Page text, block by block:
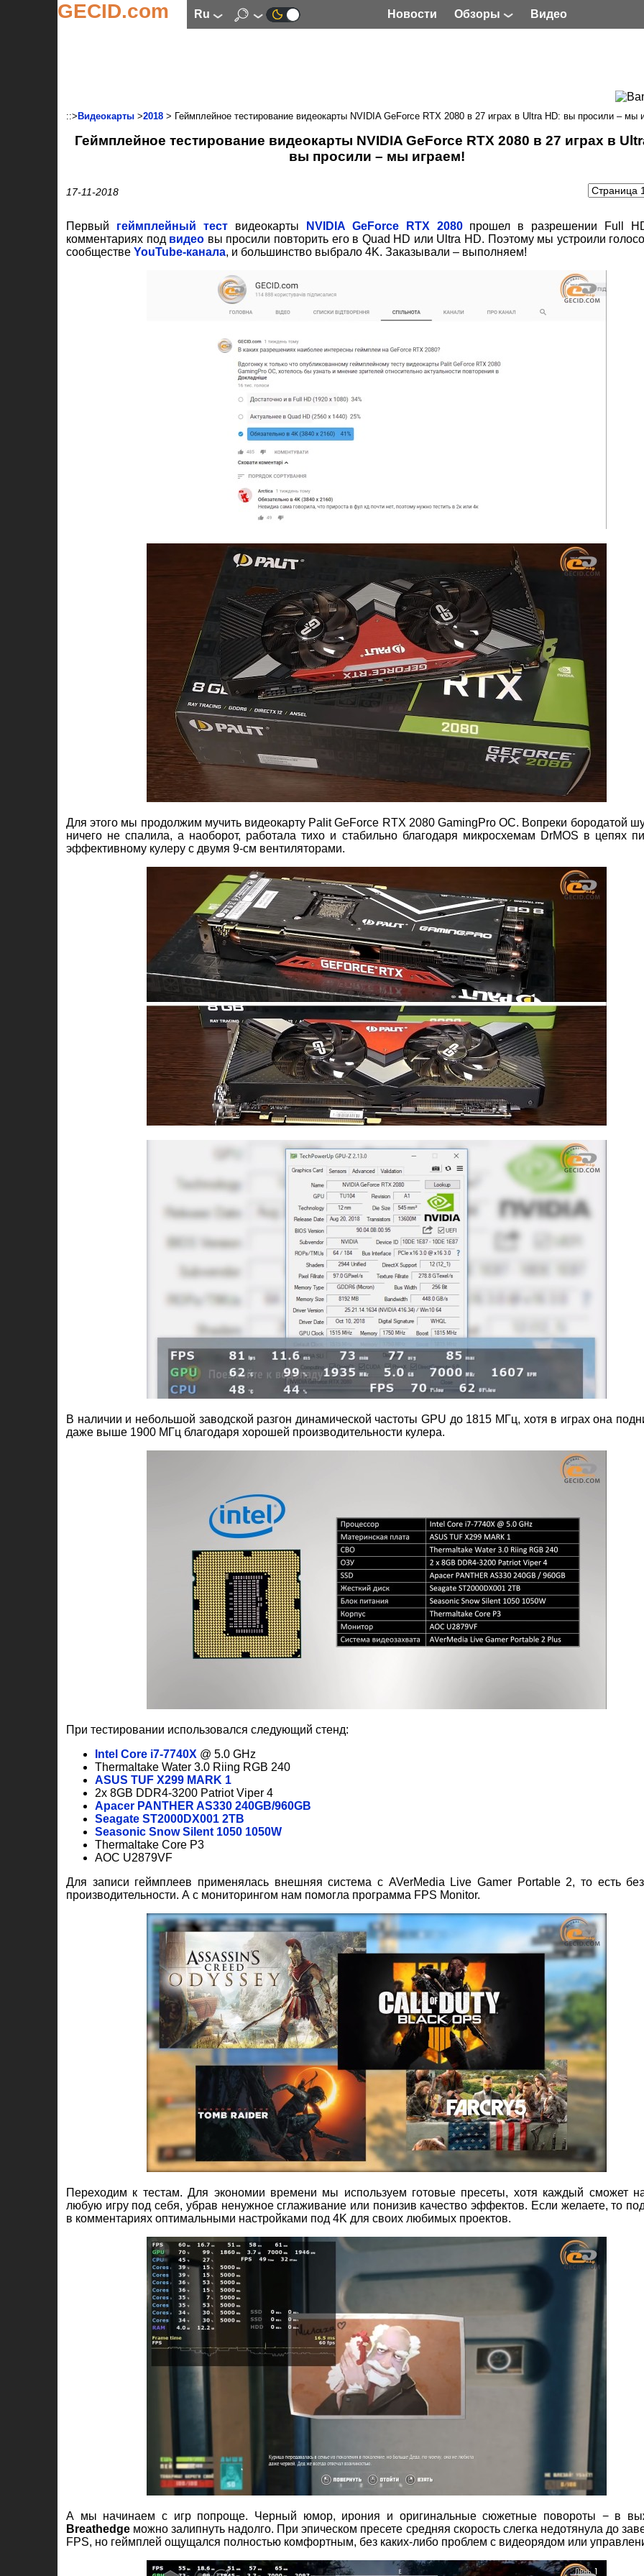
GECID.com ru Новости Обзоры Видео
::> Видеокарты >2018 > Геймплейное тестирование видеокарты NVIDIA GeForce RTX 2080 в 27 играх в Ultra HD: вы просили – мы
Геймплейное тестирование видеокарты NVIDIA GeForce RTX 2080 в 27 играх в
вы просили – мы играем!
17-11-2018
Первый геймплейный тествидеокарты NVIDIA GeForce RTX 2080прошел в разрешении Full
комментариях под видео вы просили повторить его в Quad HD или Ultra HD. Поэтому мы устроили
сообществе YouTube-канала, и большинство выбрало 4K. Заказывали – выполняем!
Для этого мы продолжим мучить видеокарту Palit GeForce RTX 2080 GamingPro OC. Вопреки бородатой
ничего не спалила, а наоборот, работала тихо и стабильно благодаря микросхемам DrMOS в цепях
эффективному кулеру с двумя 9-см вентиляторами.
В наличии и небольшой заводской разгон динамической частоты GPU до 1815 МГц, хотя в играх она
даже выше 1900 МГц благодаря хорошей производительности кулера.
При тестировании использовался следующий стенд:
Intel Core i7-7740X @ 5.0 GHz
Thermaltake Water 3.0 Riing RGB 240
ASUS TUF X299 MARK 1
2x 8GB DDR4-3200 Patriot Viper 4
Apacer PANTHER AS330 240GB/960GB
Seagate ST2000DX001 2TB
Seasonic Snow Silent 1050 1050W
Thermaltake Core P3
AOC U2879VF
Для записи геймплеев применялась внешняя система с AVerMedia Live Gamer Portable 2, то есть
производительности. А с мониторингом нам помогла программа FPS Monitor.
Переходим к тестам. Для экономии времени мы используем готовые пресеты, хотя каждый сможет
любую игру под себя, убрав ненужное сглаживание или понизив качество эффектов. Если желаете, то
в комментариях оптимальными настройками под 4K для своих любимых проектов.
А мы начинаем с игр попроще. Черный юмор, ирония и оригинальные сюжетные повороты − в
Breathedge можно залипнуть надолго. При эпическом пресете средняя скорость слегка недотянула до
FPS, но геймплей ощущался полностью комфортным, без каких-либо проблем с видеорядом или